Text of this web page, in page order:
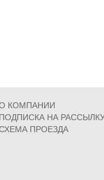
КОМПАНИИ
ПОДПИСКА НА
ПРОЕЗДА